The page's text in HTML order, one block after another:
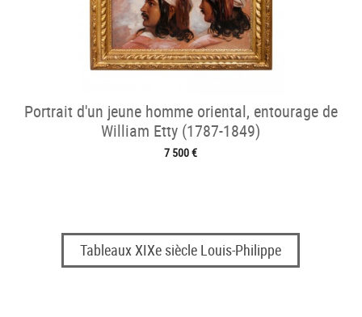
Portrait d'un jeune homme oriental, entourage de
William Etty (1787-1849)
7 500 €
Tableaux XIXe siècle Louis-Philippe